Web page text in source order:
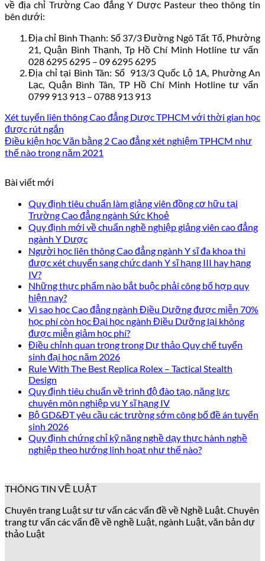
về địa chỉ Trường Cao đẳng Y Dược Pasteur theo thông tin
bên dưới:
Địa chỉ Bình Thạnh: Số 37/3 Đường Ngô Tất Tố, Phường
21, Quận Bình Thạnh, Tp Hồ Chí Minh Hotline tư vấn
028 6295 6295 – 09 6295 6295
Địa chỉ tại Bình Tân: Số 913/3 Quốc Lộ 1A, Phường An
Lạc, Quận Bình Tân, TP Hồ Chí Minh Hotline tư vấn
0799 913 913 – 0788 913 913
Xét tuyển liên thông Cao đẳng Dược TPHCM với thời gian học
được rút ngắn
Điều kiện học Văn bằng 2 Cao đẳng xét nghiệm TPHCM như
thế nào trong năm 2021
Bài viết mới
Quy định tiêu chuẩn làm giảng viên đồng cơ hữu tại
Trường Cao đẳng ngành Sức Khoẻ
Quy định mới về chuẩn nghề nghiệp giảng viên cao đẳng
ngành Y Dược
Người học liên thông Cao đẳng ngành Y sĩ đa khoa thì
được xét chuyển sang chức danh Y sĩ hạng III hay hạng
IV?
Những thực phẩm nào bắt buộc phải công bố hợp quy
hiện nay?
Vì sao học Cao đẳng ngành Điều Dưỡng được miễn 70%
học phí còn học Đại học ngành Điều Dưỡng lại không
được miễn giảm học phí?
Điều chỉnh quan trọng trong Dự thảo Quy chế tuyển
sinh đại học năm 2026
Rule With The Best Replica Rolex – Tactical Stealth
Design
Quy định tiêu chuẩn về trình độ đào tạo, năng lực
chuyên môn nghiệp vụ Y sĩ hạng IV
Bộ GD&ĐT yêu cầu các trường sớm công bố đề án tuyển
sinh 2026
Quy định chứng chỉ kỹ năng nghề dạy thực hành nghề
nghiệp theo hướng linh hoạt như thế nào?
THÔNG TIN VỀ LUẬT
Chuyên trang Luật sư tư vấn các vấn đề về Nghề Luật. Chuyên
trang tư vấn các vấn đề về nghề Luật, ngành Luật, văn bản dự
thảo Luật